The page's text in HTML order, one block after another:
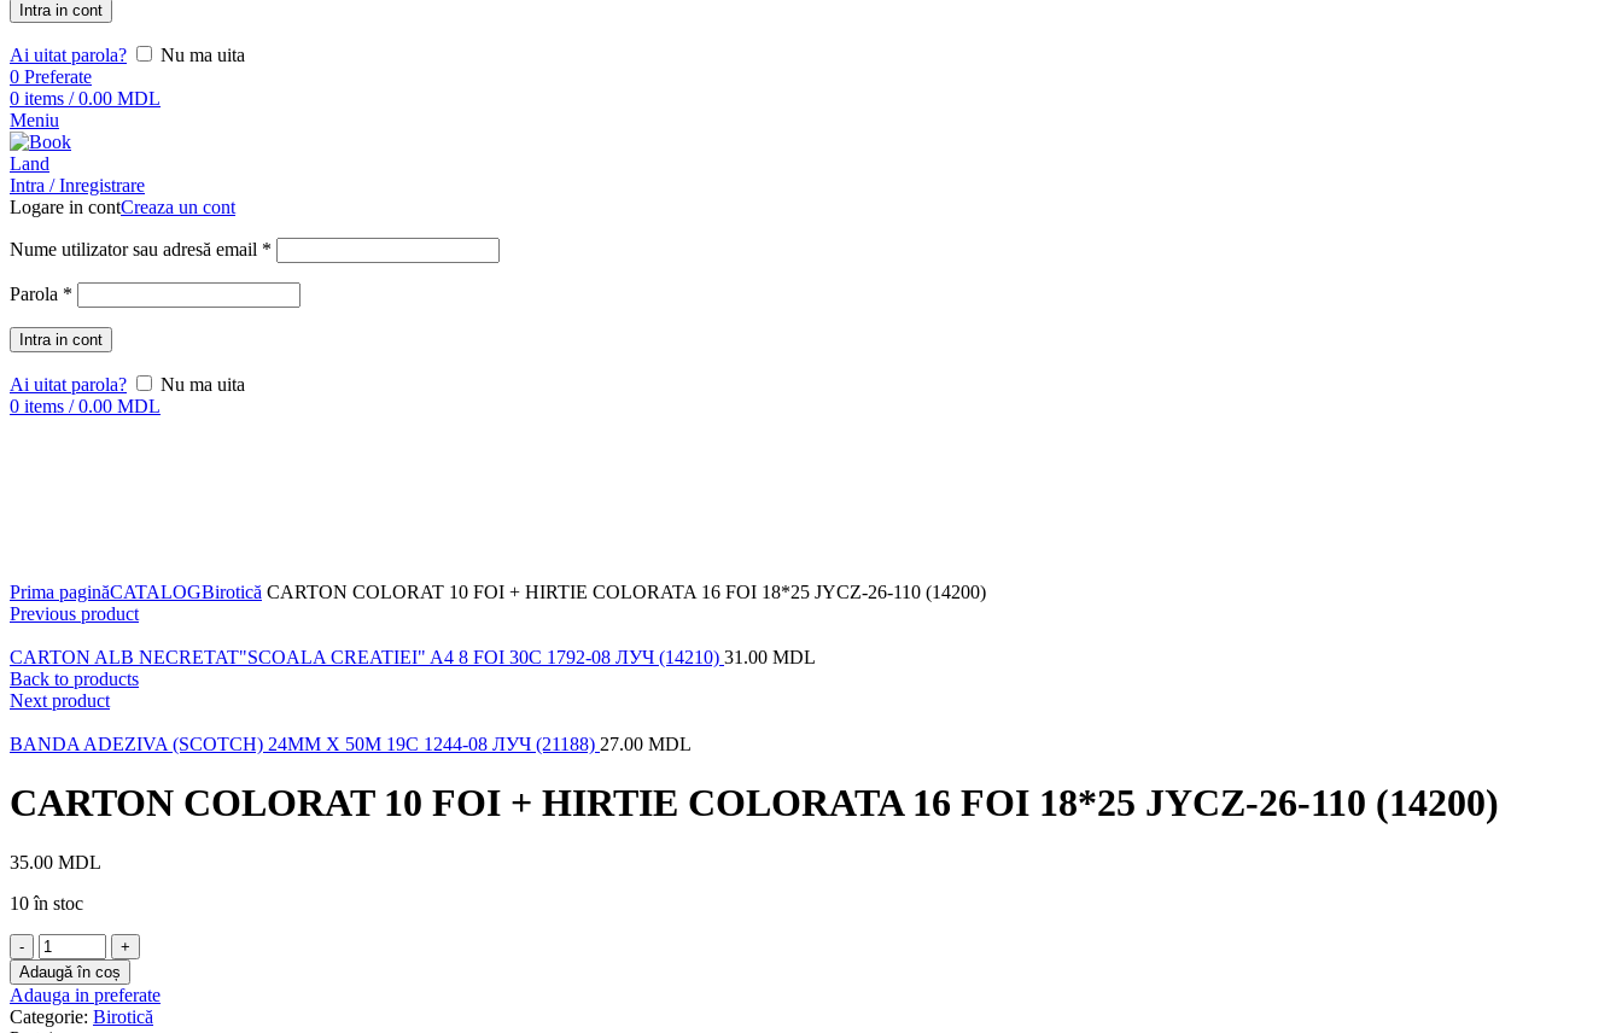
Intra in cont
Ai uitat parola?
Nu ma uita
0 Preferate
0 items / 0.00 MDL
Meniu
Intra / Inregistrare
Logare in contCreaza un cont
Nume utilizator sau adresă email *
Parola *
Intra in cont
Ai uitat parola?
Nu ma uita
0 items / 0.00 MDL
Prima paginăCATALOGBirotică CARTON COLORAT 10 FOI + HIRTIE COLORATA 16 FOI 18*25 JYCZ-26-110 (14200)
Previous product
CARTON ALB NECRETAT"SCOALA CREATIEI" A4 8 FOI 30C 1792-08 ЛУЧ (14210) 31.00 MDL
Back to products
Next product
BANDA ADEZIVA (SCOTCH) 24MM X 50M 19C 1244-08 ЛУЧ (21188) 27.00 MDL
CARTON COLORAT 10 FOI + HIRTIE COLORATA 16 FOI 18*25 JYCZ-26-110 (14200)
35.00 MDL
10 în stoc
Cantitate
CARTON
COLORAT
10
Adaugă în coș
Adauga in preferate
Categorie: Birotică